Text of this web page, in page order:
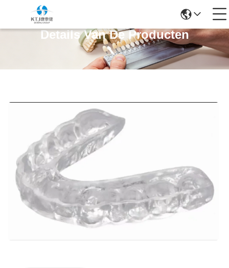
Details Van De Producten